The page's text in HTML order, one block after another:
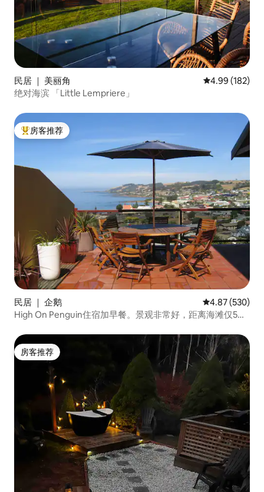
民居 ｜ 美丽角 平均评分 4.99
4.99 (182)
绝对海滨 「Little Lempriere」
热门「房客推荐」
房客推荐
民居 ｜ 企鹅 平均评分 4.87
4.87 (530)
High On Penguin住宿加早餐。景观非常好，距离海滩仅5分
房客推荐
房客推荐